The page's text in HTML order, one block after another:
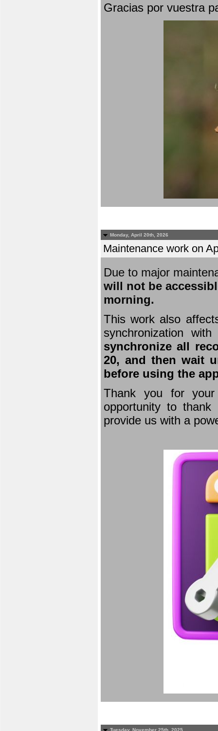
Gracias por vuestra
Monday, April 20th, 2026
Maintenance work on
Due to major
will not be
morning.
This work also
synchronization
synchronize all
20, and then wait
before using the
Thank you for
opportunity to
provide us with a
Tuesday, November 25th, 2025